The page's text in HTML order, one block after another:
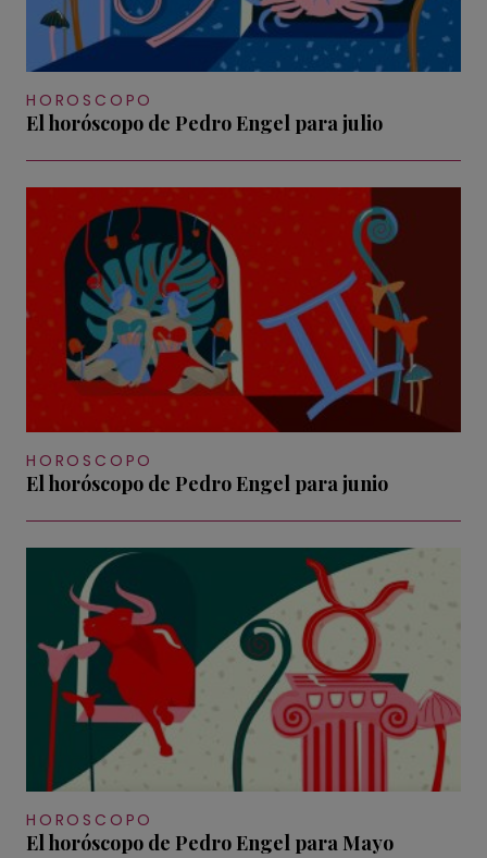
HOROSCOPO
El horóscopo de Pedro Engel para julio
HOROSCOPO
El horóscopo de Pedro Engel para junio
HOROSCOPO
El horóscopo de Pedro Engel para Mayo